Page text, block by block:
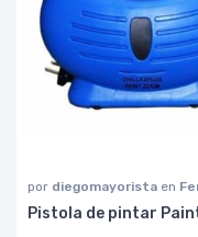
por diegomayorista en
Pistola de pintar